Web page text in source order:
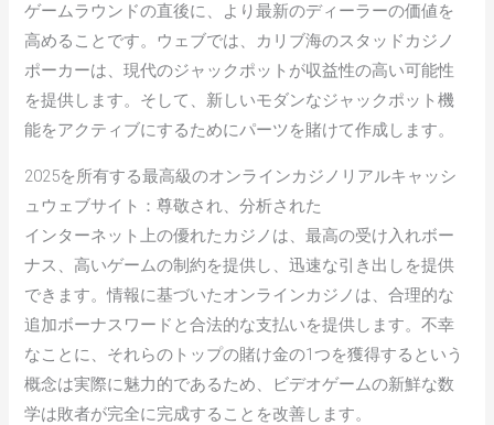
ゲームラウンドの直後に、より最新のディーラーの価値を
高めることです。ウェブでは、カリブ海のスタッドカジノ
ポーカーは、現代のジャックポットが収益性の高い可能性
を提供します。そして、新しいモダンなジャックポット機
能をアクティブにするためにパーツを賭けて作成します。
2025を所有する最高級のオンラインカジノリアルキャッシ
ュウェブサイト：尊敬され、分析された
インターネット上の優れたカジノは、最高の受け入れボー
ナス、高いゲームの制約を提供し、迅速な引き出しを提供
できます。情報に基づいたオンラインカジノは、合理的な
追加ボーナスワードと合法的な支払いを提供します。不幸
なことに、それらのトップの賭け金の1つを獲得するという
概念は実際に魅力的であるため、ビデオゲームの新鮮な数
学は敗者が完全に完成することを改善します。